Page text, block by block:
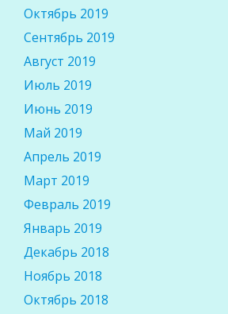
Октябрь 2019
Сентябрь 2019
Август 2019
Июль 2019
Июнь 2019
Май 2019
Апрель 2019
Март 2019
Февраль 2019
Январь 2019
Декабрь 2018
Ноябрь 2018
Октябрь 2018